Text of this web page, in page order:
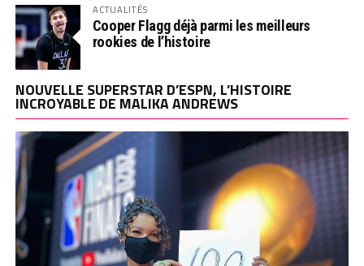
ACTUALITÉS
Cooper Flagg déjà parmi les meilleurs
rookies de l’histoire
NOUVELLE SUPERSTAR D’ESPN, L’HISTOIRE
INCROYABLE DE MALIKA ANDREWS